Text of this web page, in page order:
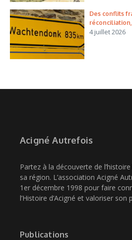
Des conflits
4 juillet 2026
Acigné Autrefois
Partez à la découverte de
sa région. L’association Acigné
1er décembre 1998 pour faire
l’Histoire d’Acigné et valoriser son
Publications